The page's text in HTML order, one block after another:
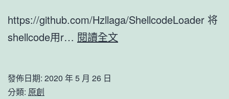
https://github.com/Hzllaga/ShellcodeLoader 将
shellcode用r… 閱讀全文
發佈日期: 2020 年 5 月 26 日
分類: 原創